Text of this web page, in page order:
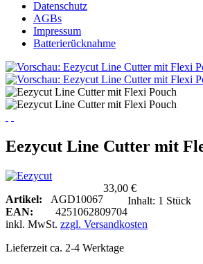
Datenschutz
AGBs
Impressum
Batterierücknahme
Eezycut Line Cutter mit
Artikel: AGD10067
EAN: 4251062809704
33,00 €
Inhalt: 1 Stück
inkl. MwSt. zzgl. Versandkosten
Lieferzeit ca. 2-4 Werktage